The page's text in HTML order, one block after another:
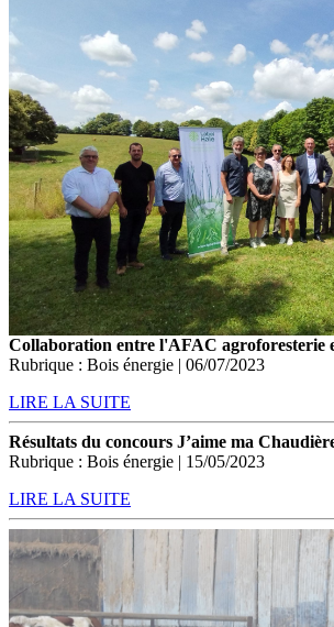
Collaboration entre l'AFAC agroforesterie
Rubrique : Bois énergie | 06/07/2023
LIRE LA SUITE
Résultats du concours J’aime ma
Rubrique : Bois énergie | 15/05/2023
LIRE LA SUITE